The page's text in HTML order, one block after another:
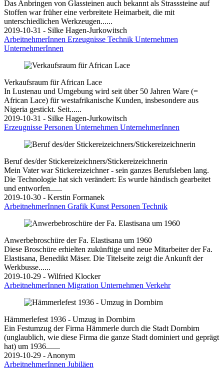
Das Anbringen von Glassteinen auch bekannt als Strasssteine auf
Stoffen war früher eine verbreitete Heimarbeit, die mit
unterschiedlichen Werkzeugen......
2019-10-31 - Silke Hagen-Jurkowitsch
ArbeitnehmerInnen Erzeugnisse Technik Unternehmen
UnternehmerInnen
Verkaufsraum für African Lace
In Lustenau und Umgebung wird seit über 50 Jahren Ware (=
African Lace) für westafrikanische Kunden, insbesondere aus
Nigeria gestickt. Seit......
2019-10-31 - Silke Hagen-Jurkowitsch
Erzeugnisse Personen Unternehmen UnternehmerInnen
Beruf des/der Stickereizeichners/Stickereizeichnerin
Mein Vater war Stickereizeichner - sein ganzes Berufsleben lang.
Die Technologie hat sich verändert: Es wurde händisch gearbeitet
und entworfen......
2019-10-30 - Kerstin Formanek
ArbeitnehmerInnen Grafik Kunst Personen Technik
Anwerbebroschüre der Fa. Elastisana um 1960
Diese Broschüre erhielten zukünftige und neue Mitarbeiter der Fa.
Elastisana, Benedikt Mäser. Die Titelseite zeigt die Ankunft der
Werkbusse......
2019-10-29 - Wilfried Klocker
ArbeitnehmerInnen Migration Unternehmen Verkehr
Hämmerlefest 1936 - Umzug in Dornbirn
Ein Festumzug der Firma Hämmerle durch die Stadt Dornbirn
(unglaublich, wie diese Firma die ganze Stadt dominiert und geprägt
hat) um 1936.......
2019-10-29 - Anonym
ArbeitnehmerInnen Jubiläen